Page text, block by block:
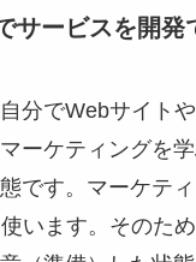
サービスを開発
分でWebサイト
ーケティングを
です。マーケテ
います。そのた